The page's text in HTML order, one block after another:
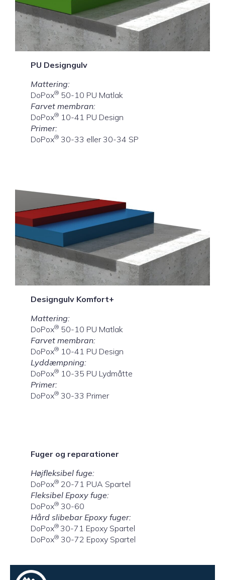
PU Designgulv
Mattering:
DoPox® 50-10 PU Matlak
Farvet membran:
DoPox® 10-41 PU Design
Primer:
DoPox® 30-33 eller 30-34 SP
Designgulv Komfort+
Mattering:
DoPox® 50-10 PU Matlak
Farvet membran:
DoPox® 10-41 PU Design
Lyddæmpning:
DoPox® 10-35 PU Lydmåtte
Primer:
DoPox® 30-33 Primer
Fuger og reparationer
Højfleksibel fuge:
DoPox® 20-71 PUA Spartel
Fleksibel Epoxy fuge:
DoPox® 30-60
Hård slibebar Epoxy fuger:
DoPox® 30-71 Epoxy Spartel
DoPox® 30-72 Epoxy Spartel